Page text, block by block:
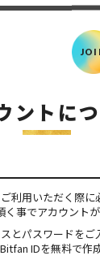
ントに
利用いただく際に
事でアカウントが
とパスワードをご
IDを無料で作